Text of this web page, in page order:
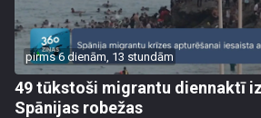
pirms 6 dienām, 13 stundām
49 tūkstoši migrantu diennaktī
Spānijas robežas